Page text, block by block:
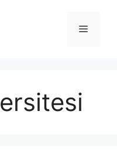
Menü